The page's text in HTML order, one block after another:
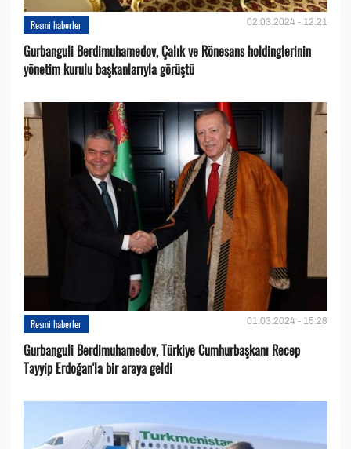
Resmi haberler 02.03.2024 - 12:21
Gurbanguli Berdimuhamedov, Çalık ve Rönesans holdinglerinin
yönetim kurulu başkanlarıyla görüştü
Resmi haberler 01.03.2024 - 15:28
Gurbanguli Berdimuhamedov, Türkiye Cumhurbaşkanı Recep
Tayyip Erdoğan'la bir araya geldi